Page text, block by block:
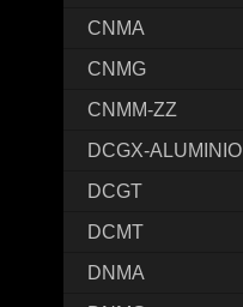
CNMA
CNMG
CNMM-ZZ
DCGX-ALUMINIO
DCGT
DCMT
DNMA